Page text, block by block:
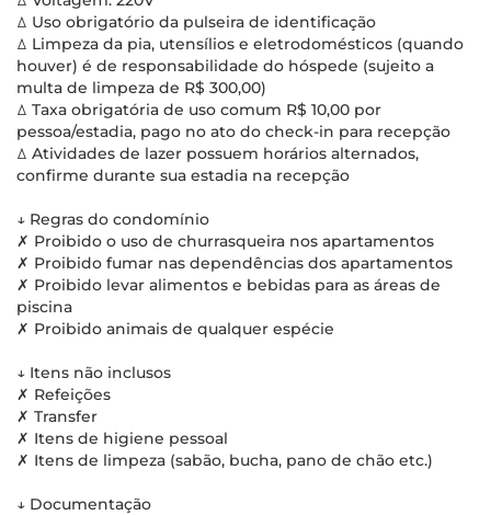
ꕔ Uso obrigatório da pulseira de identificação
ꕔ Limpeza da pia, utensílios e eletrodomésticos (quando
houver) é de responsabilidade do hóspede (sujeito a
multa de limpeza de R$ 300,00)
ꕔ Taxa obrigatória de uso comum R$ 10,00 por
pessoa/estadia, pago no ato do check-in para recepção
ꕔ Atividades de lazer possuem horários alternados,
confirme durante sua estadia na recepção
↓ Regras do condomínio
✗ Proibido o uso de churrasqueira nos apartamentos
✗ Proibido fumar nas dependências dos apartamentos
✗ Proibido levar alimentos e bebidas para as áreas de
piscina
✗ Proibido animais de qualquer espécie
↓ Itens não inclusos
✗ Refeições
✗ Transfer
✗ Itens de higiene pessoal
✗ Itens de limpeza (sabão, bucha, pano de chão etc.)
↓ Documentação